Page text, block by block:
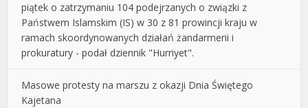
piątek o zatrzymaniu 104 podejrzanych o związki z
Państwem Islamskim (IS) w 30 z 81 prowincji kraju w
ramach skoordynowanych działań żandarmerii i
prokuratury - podał dziennik "Hurriyet".
Masowe protesty na marszu z okazji Dnia Świętego
Kajetana